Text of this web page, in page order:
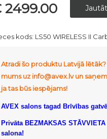
2499.00
kods: LS50 WIRELESS II
Atradi šo produktu Latvijā
mums uz info@avex.lv un
ja tas būs iespējams!
AVEX salons tagad Brīvības
Privāta BEZMAKSAS
salona!